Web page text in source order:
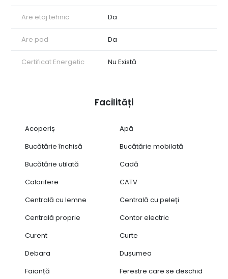
Are etaj tehnic Da
Are pod Da
Certificat Energetic Nu Există
Facilități
Acoperiș
Apă
Bucătărie închisă
Bucătărie mobilată
Bucătărie utilată
Cadă
Calorifere
CATV
Centrală cu lemne
Centrală cu peleți
Centrală proprie
Contor electric
Curent
Curte
Debara
Dușumea
Faianță
Ferestre care se deschid